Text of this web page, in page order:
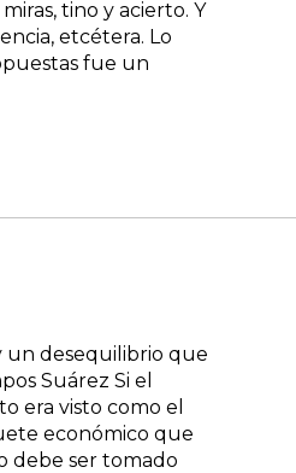
tino y acierto. Y
etcétera. Lo
fue un
un desequilibrio que
Suárez Si el
era visto como el
económico que
debe ser tomado